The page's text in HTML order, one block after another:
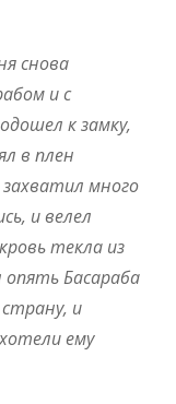
снова
и с
к замку,
в плен
много
и велел
текла из
опять Басараба
и
ему